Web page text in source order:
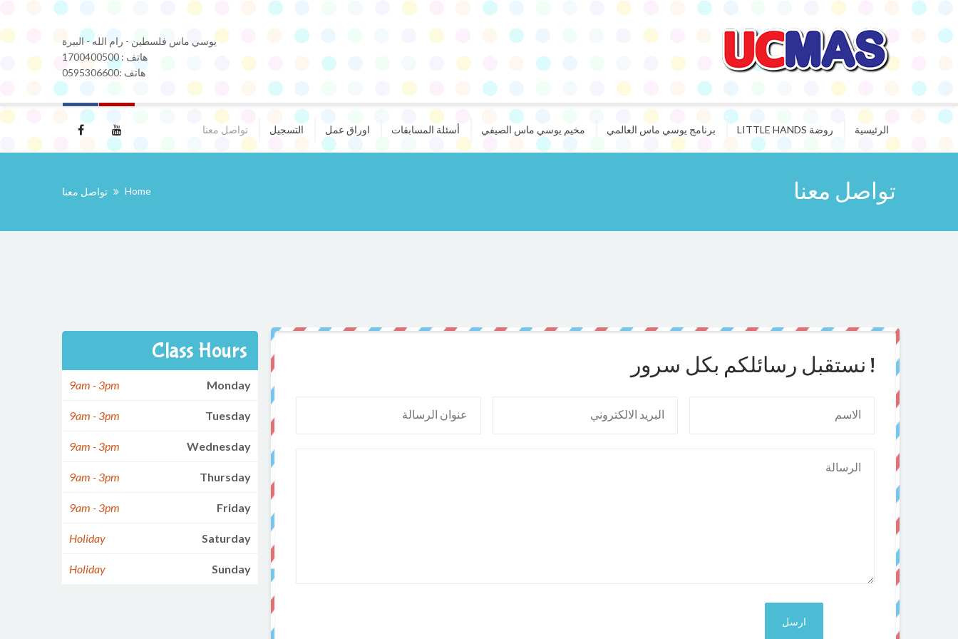
يوسي ماس فلسطين - رام الله - البيرة
هاتف : 1700400500
هاتف :0595306600
الرئيسية روضة LITTLE HANDS برنامج يوسي ماس العالمي مخيم يوسي ماس الصيفي أسئلة المسابقات اوراق عمل التسجيل تواصل معنا
تواصل معنا Home تواصل معنا
نستقبل رسائلكم بكل سرور !
Class Hours
Monday
9am - 3pm
Tuesday
9am - 3pm
Wednesday
9am - 3pm
Thursday
9am - 3pm
Friday
9am - 3pm
Saturday
Holiday
Sunday
Holiday